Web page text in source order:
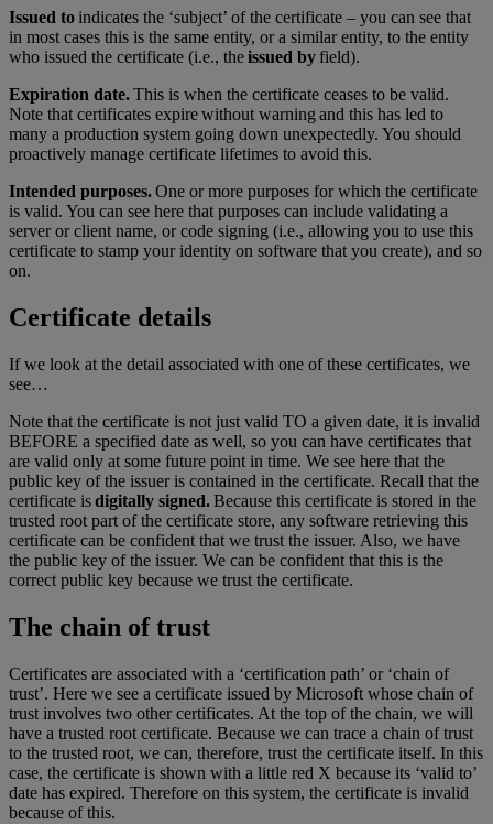
Issued toindicates the ‘subject’ of the certificate – you can see that
in most cases this is the same entity, or a similar entity, to the entity
who issued the certificate (i.e., theissued byfield).
Expiration date.This is when the certificate ceases to be valid.
Note that certificates expire without warning and this has led to
many a production system going down unexpectedly. You should
proactively manage certificate lifetimes to avoid this.
Intended purposes.One or more purposes for which the certificate
is valid. You can see here that purposes can include validating a
server or client name, or code signing (i.e., allowing you to use this
certificate to stamp your identity on software that you create), and so
on.
Certificate details
If we look at the detail associated with one of these certificates, we
see…
Note that the certificate is not just valid TO a given date, it is invalid
BEFORE a specified date as well, so you can have certificates that
are valid only at some future point in time. We see here that the
public key of the issuer is contained in the certificate. Recall that the
certificate isdigitally signed.Because this certificate is stored in the
trusted root part of the certificate store, any software retrieving this
certificate can be confident that we trust the issuer. Also, we have
the public key of the issuer. We can be confident that this is the
correct public key because we trust the certificate.
The chain of trust
Certificates are associated with a ‘certification path’ or ‘chain of
trust’. Here we see a certificate issued by Microsoft whose chain of
trust involves two other certificates. At the top of the chain, we will
have a trusted root certificate. Because we can trace a chain of trust
to the trusted root, we can, therefore, trust the certificate itself. In this
case, the certificate is shown with a little red X because its ‘valid to’
date has expired. Therefore on this system, the certificate is invalid
because of this.